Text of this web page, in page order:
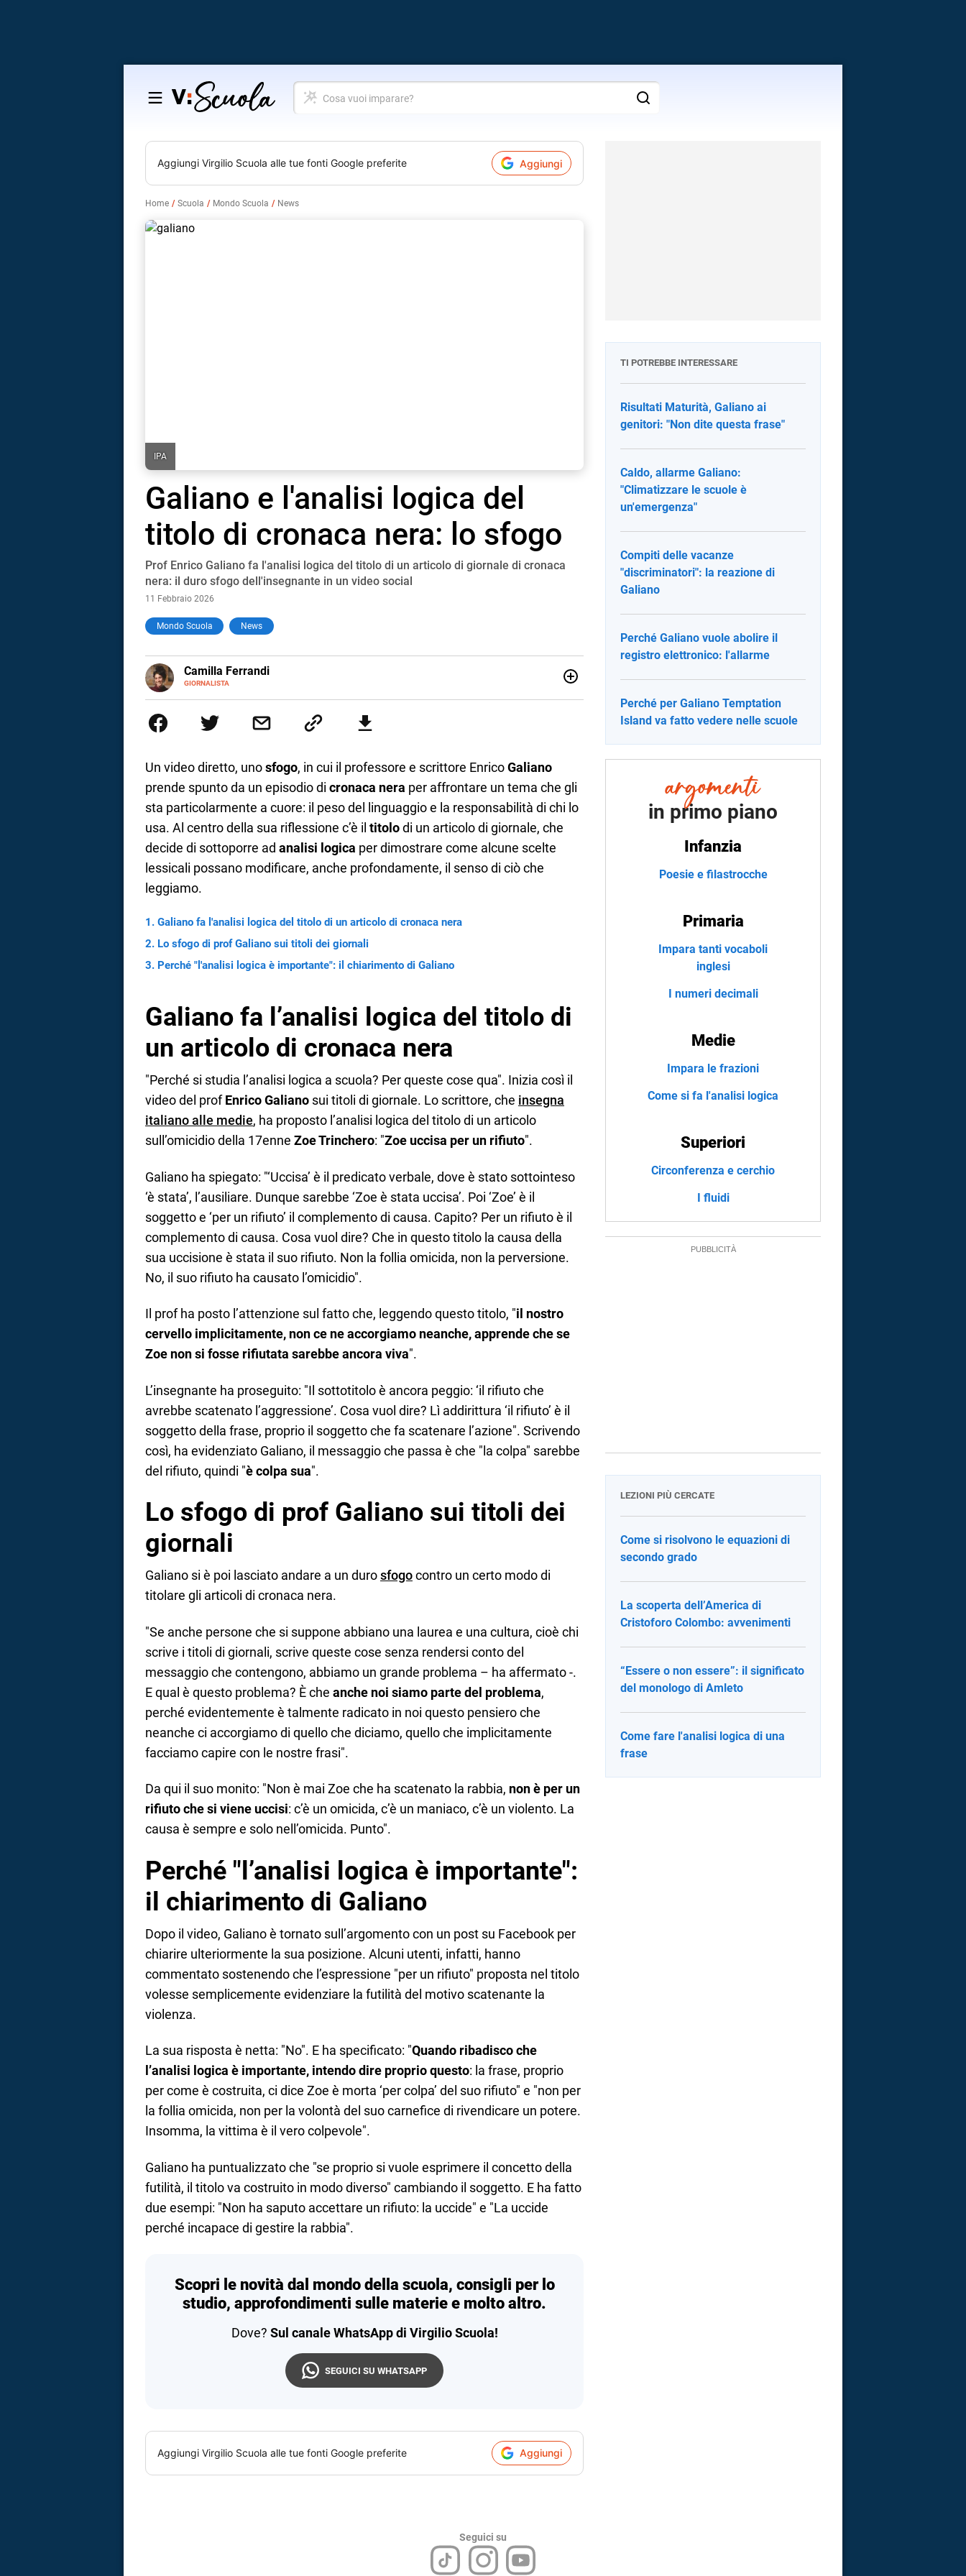
Salta
contenuto
Cosa
vuoi
Aggiungi Virgilio Scuola alle tue fonti Google preferite Aggiungi
Home Scuola Mondo Scuola News
IPA
Galiano e l'analisi logica del
titolo di cronaca nera: lo sfogo
Prof Enrico Galiano fa l'analisi logica del titolo di un articolo di giornale di cronaca
nera: il duro sfogo dell'insegnante in un video social
11 Febbraio 2026
Mondo Scuola News
Camilla Ferrandi
GIORNALISTA
E-
MAIL
LINKEDIN
più fermata. L’attualità è il mio pane quotidiano, i libri la mia via per evadere e viaggiare con
Un video diretto, unosfogo, in cui il professore e scrittore EnricoGaliano
prende spunto da un episodio di cronaca nera per affrontare un tema che gli
sta particolarmente a cuore: il peso del linguaggio e la responsabilità di chi lo
usa. Al centro della sua riflessione c’è il titolodi un articolo di giornale, che
decide di sottoporre ad analisi logica per dimostrare come alcune scelte
lessicali possano modificare, anche profondamente, il senso di ciò che
leggiamo.
Galiano fa l'analisi logica del titolo di un articolo di cronaca nera
Lo sfogo di prof Galiano sui titoli dei giornali
Perché "l'analisi logica è importante": il chiarimento di Galiano
Galiano fa l’analisi logica del titolo di
un articolo di cronaca nera
"Perché si studia l’analisi logica a scuola? Per queste cose qua". Inizia così il
video del profEnrico Galiano sui titoli di giornale. Lo scrittore, che insegna
italiano alle medie, ha proposto l’analisi logica del titolo di un articolo
sull’omicidio della 17enne Zoe Trinchero: "Zoe uccisa per un rifiuto".
Galiano ha spiegato: "‘Uccisa’ è il predicato verbale, dove è stato sottointeso
‘è stata’, l’ausiliare. Dunque sarebbe ‘Zoe è stata uccisa’. Poi ‘Zoe’ è il
soggetto e ‘per un rifiuto’ il complemento di causa. Capito? Per un rifiuto è il
complemento di causa. Cosa vuol dire? Che in questo titolo la causa della
sua uccisione è stata il suo rifiuto. Non la follia omicida, non la perversione.
No, il suo rifiuto ha causato l’omicidio".
Il prof ha posto l’attenzione sul fatto che, leggendo questo titolo, "il nostro
cervello implicitamente, non ce ne accorgiamo neanche, apprende che se
Zoe non si fosse rifiutata sarebbe ancora viva".
L’insegnante ha proseguito: "Il sottotitolo è ancora peggio: ‘il rifiuto che
avrebbe scatenato l’aggressione’. Cosa vuol dire? Lì addirittura ‘il rifiuto’ è il
soggetto della frase, proprio il soggetto che fa scatenare l’azione". Scrivendo
così, ha evidenziato Galiano, il messaggio che passa è che "la colpa" sarebbe
del rifiuto, quindi "è colpa sua".
Lo sfogo di prof Galiano sui titoli dei
giornali
Galiano si è poi lasciato andare a un durosfogocontro un certo modo di
titolare gli articoli di cronaca nera.
"Se anche persone che si suppone abbiano una laurea e una cultura, cioè chi
scrive i titoli di giornali, scrive queste cose senza rendersi conto del
messaggio che contengono, abbiamo un grande problema – ha affermato -.
E qual è questo problema? È che anche noi siamo parte del problema,
perché evidentemente è talmente radicato in noi questo pensiero che
neanche ci accorgiamo di quello che diciamo, quello che implicitamente
facciamo capire con le nostre frasi".
Da qui il suo monito: "Non è mai Zoe che ha scatenato la rabbia, non è per un
rifiuto che si viene uccisi: c’è un omicida, c’è un maniaco, c’è un violento. La
causa è sempre e solo nell’omicida. Punto".
Perché "l’analisi logica è importante":
il chiarimento di Galiano
Dopo il video, Galiano è tornato sull’argomento con un post su Facebook per
chiarire ulteriormente la sua posizione. Alcuni utenti, infatti, hanno
commentato sostenendo che l’espressione "per un rifiuto" proposta nel titolo
volesse semplicemente evidenziare la futilità del motivo scatenante la
violenza.
La sua risposta è netta: "No". E ha specificato: "Quando ribadisco che
l’analisi logica è importante, intendo dire proprio questo: la frase, proprio
per come è costruita, ci dice Zoe è morta ‘per colpa’ del suo rifiuto" e "non per
la follia omicida, non per la volontà del suo carnefice di rivendicare un potere.
Insomma, la vittima è il vero colpevole".
Galiano ha puntualizzato che "se proprio si vuole esprimere il concetto della
futilità, il titolo va costruito in modo diverso" cambiando il soggetto. E ha fatto
due esempi: "Non ha saputo accettare un rifiuto: la uccide" e "La uccide
perché incapace di gestire la rabbia".
Scopri le novità dal mondo della scuola, consigli per lo
studio, approfondimenti sulle materie e molto altro.
Dove? Sul canale WhatsApp di Virgilio Scuola!
SEGUICI SU WHATSAPP
Aggiungi Virgilio Scuola alle tue fonti Google preferite Aggiungi
TI POTREBBE INTERESSARE
Risultati Maturità, Galiano ai
genitori: "Non dite questa frase"
Caldo, allarme Galiano:
"Climatizzare le scuole è
un'emergenza"
Compiti delle vacanze
"discriminatori": la reazione di
Galiano
Perché Galiano vuole abolire il
registro elettronico: l'allarme
Perché per Galiano Temptation
Island va fatto vedere nelle scuole
in primo piano
Infanzia
Poesie e filastrocche
Primaria
Impara tanti vocaboli
inglesi
I numeri decimali
Medie
Impara le frazioni
Come si fa l'analisi logica
Superiori
Circonferenza e cerchio
I fluidi
LEZIONI PIÙ CERCATE
Come si risolvono le equazioni di
secondo grado
La scoperta dell’America di
Cristoforo Colombo: avvenimenti
“Essere o non essere”: il significato
del monologo di Amleto
Come fare l'analisi logica di una
frase
Seguici su